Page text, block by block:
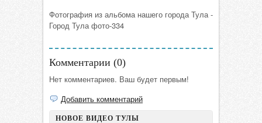
Фотография из альбома нашего города Тула -
Город Тула фото-334
Комментарии (0)
Нет комментариев. Ваш будет первым!
Добавить комментарий
НОВОЕ ВИДЕО ТУЛЫ